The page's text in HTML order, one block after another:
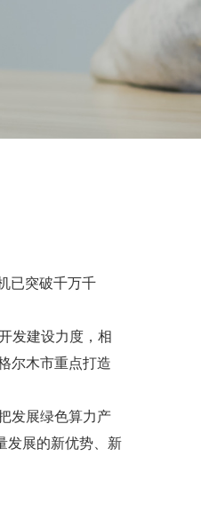
已突破千万千
发建设力度，相
尔木市重点打造
发展绿色算力产
发展的新优势、新